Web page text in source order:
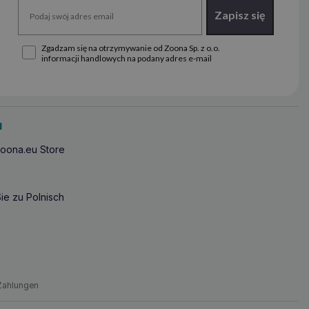
Zapisz się
Zgadzam się na otrzymywanie od Zoona Sp. z o.o.
informacji handlowych na podany adres e-mail
Store
zu Polnisch